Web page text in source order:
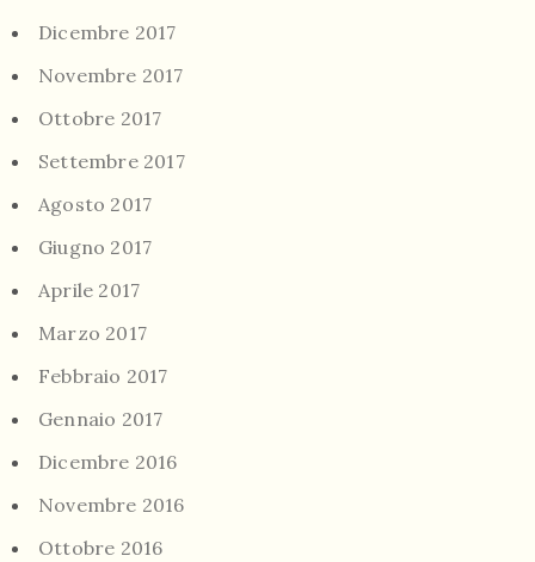
Dicembre 2017
Novembre 2017
Ottobre 2017
Settembre 2017
Agosto 2017
Giugno 2017
Aprile 2017
Marzo 2017
Febbraio 2017
Gennaio 2017
Dicembre 2016
Novembre 2016
Ottobre 2016